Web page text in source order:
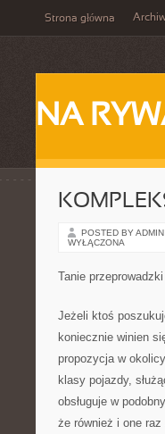
Strona główna
NA
POSTED BY ADMIN
WYŁĄCZONA
Tanie
Jeżeli ktoś
koniecznie winien
propozycja w
klasy pojazdy,
obsługuje w
że również i one